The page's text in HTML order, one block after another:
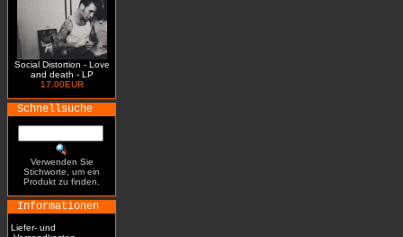
Social Distortion - Love
and death - LP
17.00EUR
Schnellsuche
Verwenden Sie
Stichworte, um ein
Produkt zu finden.
Informationen
Liefer- und